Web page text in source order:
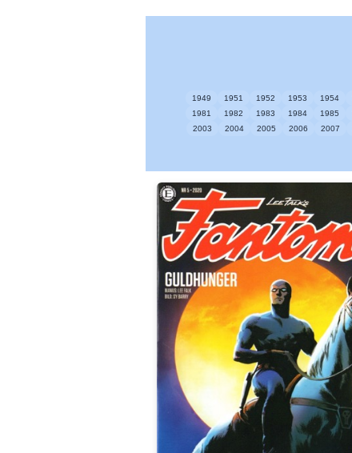
1949
1951 1952 1953 1954
1981
1982 1983 1984 1985
2003
2004 2005 2006 2007